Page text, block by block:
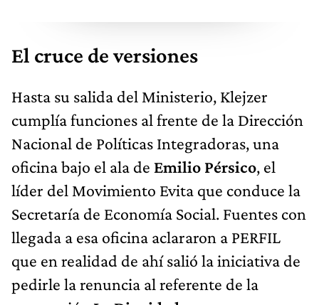
El cruce de versiones
Hasta su salida del Ministerio, Klejzer
cumplía funciones al frente de la Dirección
Nacional de Políticas Integradoras, una
oficina bajo el ala de Emilio Pérsico, el
líder del Movimiento Evita que conduce la
Secretaría de Economía Social. Fuentes con
llegada a esa oficina aclararon a PERFIL
que en realidad de ahí salió la iniciativa de
pedirle la renuncia al referente de la